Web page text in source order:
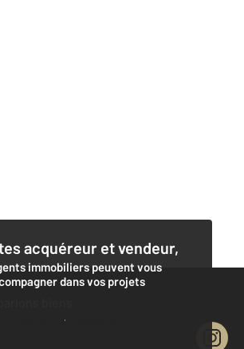
acquéreur et vendeur,
immobiliers peuvent vous
dans vos projets
Contacter l'agence
biens